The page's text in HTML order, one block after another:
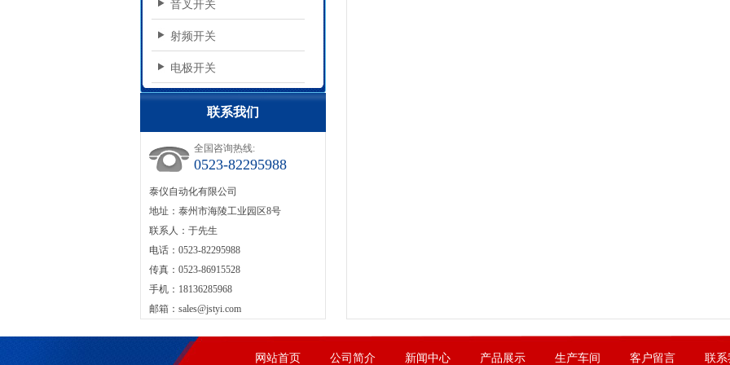
音叉开关
射频开关
电极开关
联系我们
全国咨询热线:
0523-82295988
泰仪自动化有限公司
地址：泰州市海陵工业园区8号
联系人：于先生
电话：0523-82295988
传真：0523-86915528
手机：18136285968
邮箱： sales@jstyi.com
网站首页 公司简介 新闻中心 产品展示 生产车间 客户留言 联系